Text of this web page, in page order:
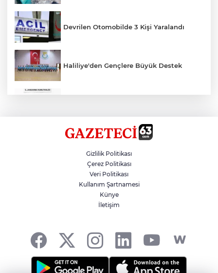
Devrilen Otomobilde 3 Kişi Yaralandı
Haliliye'den Gençlere Büyük Destek
Hikmet Başak’tan Ulaşım Çalışması
Atatürk Bulvarında Asfalt Yenileniyor
Gizlilik Politikası
Çerez Politikası
Veri Politikası
Kullanım Şartnamesi
Künye
İletişim